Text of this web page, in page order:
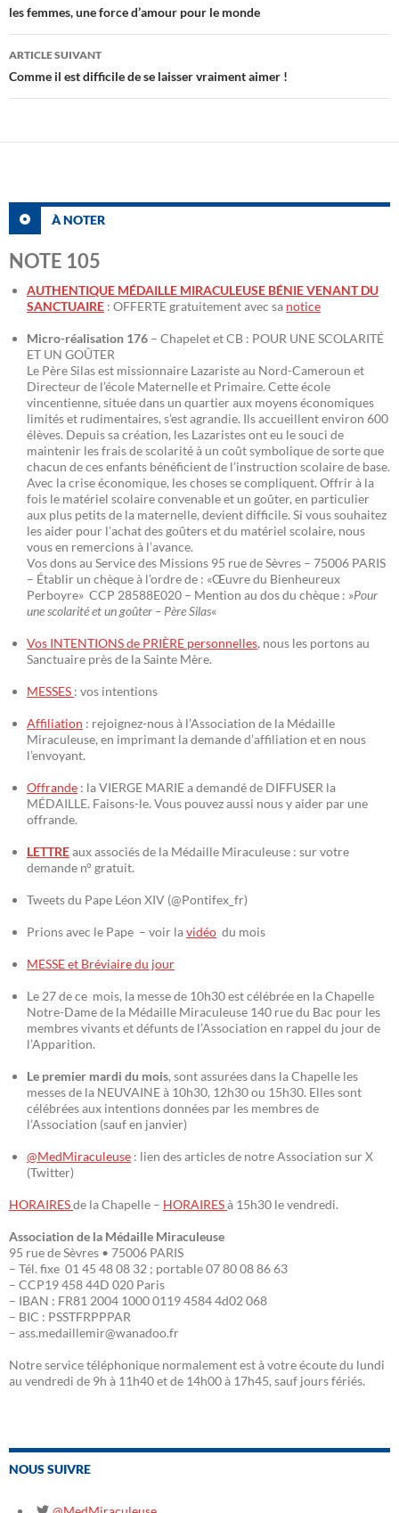
des
articles
les femmes, une force d’amour pour le monde
ARTICLE SUIVANT
Comme il est difficile de se laisser vraiment aimer !
À NOTER
NOTE 105
AUTHENTIQUE MÉDAILLE MIRACULEUSE BÉNIE VENANT DU
SANCTUAIRE : OFFERTE gratuitement avec sa notice
Micro-réalisation 176 – Chapelet et CB : POUR UNE SCOLARITÉ
ET UN GOÛTER
Le Père Silas est missionnaire Lazariste au Nord-Cameroun et
Directeur de l’école Maternelle et Primaire. Cette école
vincentienne, située dans un quartier aux moyens économiques
limités et rudimentaires, s’est agrandie. Ils accueillent environ 600
élèves. Depuis sa création, les Lazaristes ont eu le souci de
maintenir les frais de scolarité à un coût symbolique de sorte que
chacun de ces enfants bénéficient de l’instruction scolaire de base.
Avec la crise économique, les choses se compliquent. Offrir à la
fois le matériel scolaire convenable et un goûter, en particulier
aux plus petits de la maternelle, devient difficile. Si vous souhaitez
les aider pour l’achat des goûters et du matériel scolaire, nous
vous en remercions à l’avance.
Vos dons au Service des Missions 95 rue de Sèvres – 75006 PARIS
– Établir un chèque à l’ordre de : «Œuvre du Bienheureux
Perboyre» CCP 28588E020 – Mention au dos du chèque : »Pour
une scolarité et un goûter – Père Silas«
Vos INTENTIONS de PRIÈRE personnelles, nous les portons au
Sanctuaire près de la Sainte Mère.
MESSES : vos intentions
Affiliation : rejoignez-nous à l’Association de la Médaille
Miraculeuse, en imprimant la demande d’affiliation et en nous
l’envoyant.
Offrande : la VIERGE MARIE a demandé de DIFFUSER la
MÉDAILLE. Faisons-le. Vous pouvez aussi nous y aider par une
offrande.
LETTREaux associés de la Médaille Miraculeuse : sur votre
demande n° gratuit.
Tweets du Pape Léon XIV (@Pontifex_fr)
Prions avec le Pape – voir lavidéo du mois
MESSE et Bréviaire du jour
Le 27 de ce mois, la messe de 10h30 est célébrée en la Chapelle
Notre-Dame de la Médaille Miraculeuse 140 rue du Bac pour les
membres vivants et défunts de l’Association en rappel du jour de
l’Apparition.
Le premier mardi du mois, sont assurées dans la Chapelle les
messes de la NEUVAINE à 10h30, 12h30 ou 15h30. Elles sont
célébrées aux intentions données par les membres de
l’Association (sauf en janvier)
@MedMiraculeuse : lien des articles de notre Association sur X
(Twitter)
HORAIRESde la Chapelle – HORAIRESà 15h30 le vendredi.
Association de la Médaille Miraculeuse
95 rue de Sèvres • 75006 PARIS
– Tél. fixe 01 45 48 08 32 ; portable 07 80 08 86 63
– CCP19 458 44D 020 Paris
– IBAN : FR81 2004 1000 0119 4584 4d02 068
– BIC : PSSTFRPPPAR
– ass.medaillemir@wanadoo.fr
Notre service téléphonique normalement est à votre écoute du lundi
au vendredi de 9h à 11h40 et de 14h00 à 17h45, sauf jours fériés.
NOUS SUIVRE